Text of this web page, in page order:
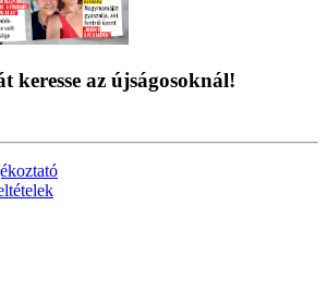
keresse az újságosoknál!